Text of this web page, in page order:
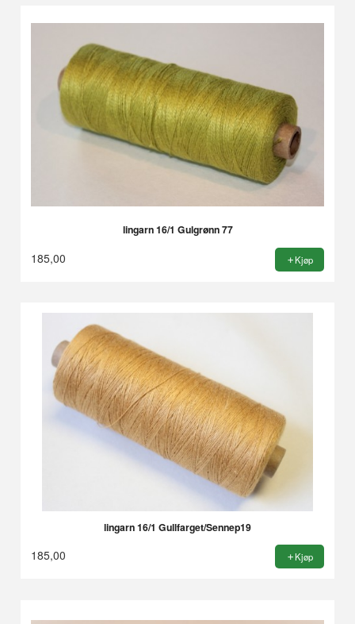
lingarn 16/1 Gulgrønn 77
185,00 Kjøp
lingarn 16/1 Gullfarget/Sennep19
185,00 Kjøp